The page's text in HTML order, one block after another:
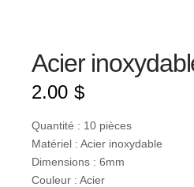
Acier
2.00 $
Quantité : 10 pièces
Matériel : Acier inoxydable
Dimensions : 6mm
Couleur : Acier